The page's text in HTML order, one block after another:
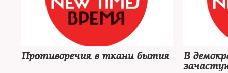
Противоречия в ткани бытия
В